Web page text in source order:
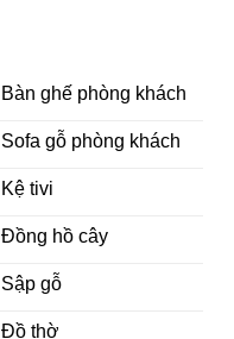
Bàn ghế phòng khách
Sofa gỗ phòng khách
Kệ tivi
Đồng hồ cây
Sập gỗ
Đồ thờ